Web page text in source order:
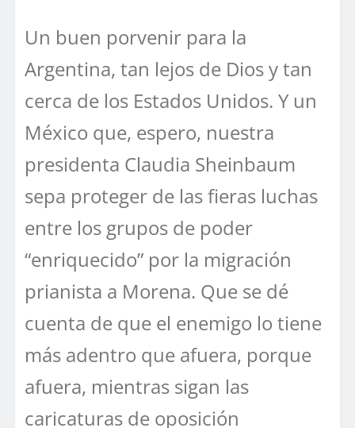
Un buen porvenir para la
Argentina, tan lejos de Dios y tan
cerca de los Estados Unidos. Y un
México que, espero, nuestra
presidenta Claudia Sheinbaum
sepa proteger de las fieras luchas
entre los grupos de poder
“enriquecido” por la migración
prianista a Morena. Que se dé
cuenta de que el enemigo lo tiene
más adentro que afuera, porque
afuera, mientras sigan las
caricaturas de oposición